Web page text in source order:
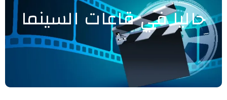
حاليا في قاعات السينما